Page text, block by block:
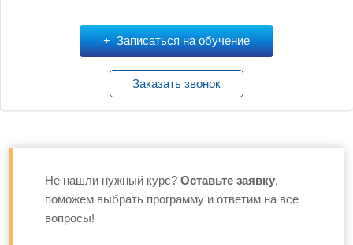
Записаться на обучение
Заказать звонок
Не нашли нужный курс? Оставьте заявку,
поможем выбрать программу и ответим на все
вопросы!